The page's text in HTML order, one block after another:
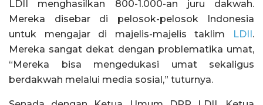
LDII menghasilkan 800-1.000-an juru dakwah.
Mereka disebar di pelosok-pelosok Indonesia
untuk mengajar di majelis-majelis taklim
LDII.
Mereka sangat dekat dengan problematika umat,
“Mereka bisa mengedukasi umat sekaligus
berdakwah melalui media sosial,” tuturnya.